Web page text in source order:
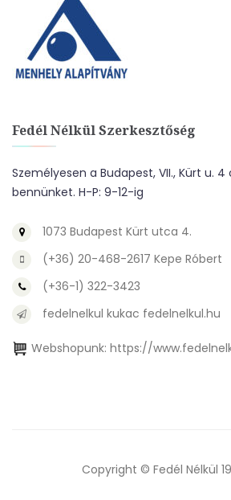
Fedél Nélkül Szerkesztőség
Személyesen a Budapest, VII., Kürt u.
bennünket. H-P: 9-12-ig
1073 Budapest Kürt utca 4.
(+36) 20-468-2617 Kepe Róbert
(+36-1) 322-3423
fedelnelkul kukac fedelnelkul.hu
Webshopunk: https://
Copyright © Fedél Nélkül